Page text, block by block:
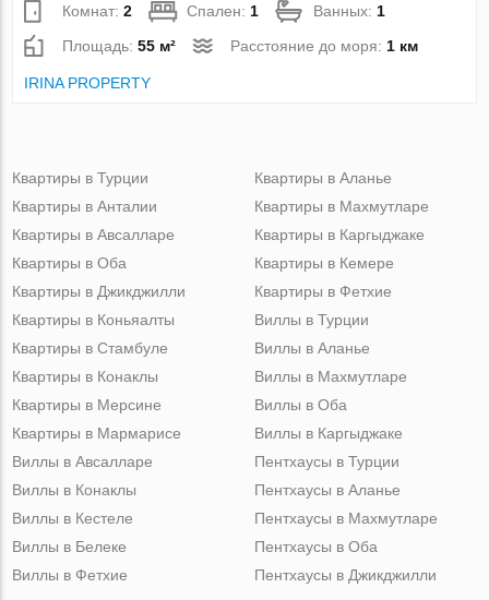
Комнат:2 Спален: 1 Ванных: 1
Площадь:55 м² Расстояние до моря: 1 км
IRINA PROPERTY
Квартиры в Турции
Квартиры в Анталии
Квартиры в Авсалларе
Квартиры в Оба
Квартиры в Джикджилли
Квартиры в Аланье
Квартиры в Махмутларе
Квартиры в Каргыджаке
Квартиры в Кемере
Квартиры в Фетхие
Квартиры в Коньяалты
Квартиры в Стамбуле
Квартиры в Конаклы
Квартиры в Мерсине
Квартиры в Мармарисе
Виллы в Турции
Виллы в Аланье
Виллы в Махмутларе
Виллы в Оба
Виллы в Каргыджаке
Виллы в Авсалларе
Виллы в Конаклы
Виллы в Кестеле
Виллы в Белеке
Виллы в Фетхие
Пентхаусы в Турции
Пентхаусы в Аланье
Пентхаусы в Махмутларе
Пентхаусы в Оба
Пентхаусы в Джикджилли